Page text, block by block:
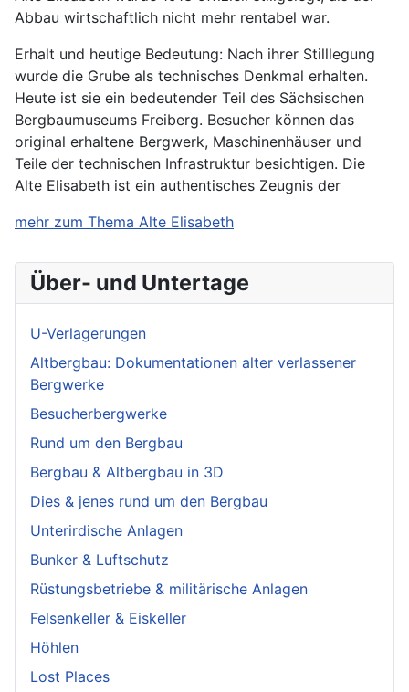
Abbau wirtschaftlich nicht mehr rentabel war.
Erhalt und heutige Bedeutung: Nach ihrer Stilllegung
wurde die Grube als technisches Denkmal erhalten.
Heute ist sie ein bedeutender Teil des Sächsischen
Bergbaumuseums Freiberg. Besucher können das
original erhaltene Bergwerk, Maschinenhäuser und
Teile der technischen Infrastruktur besichtigen. Die
Alte Elisabeth ist ein authentisches Zeugnis der
mehr zum Thema Alte Elisabeth
Über- und Untertage
U-Verlagerungen
Altbergbau: Dokumentationen alter verlassener
Bergwerke
Besucherbergwerke
Rund um den Bergbau
Bergbau & Altbergbau in 3D
Dies & jenes rund um den Bergbau
Unterirdische Anlagen
Bunker & Luftschutz
Rüstungsbetriebe & militärische Anlagen
Felsenkeller & Eiskeller
Höhlen
Lost Places